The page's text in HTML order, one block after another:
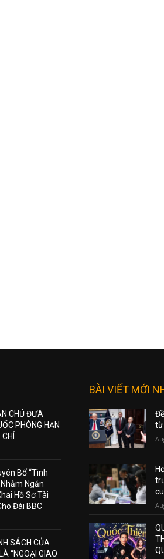
CHỦ ĐƯA
PHÒNG HẠN
Bố “Tình
Ngăn
Hồ Sơ Tài
Đài BBC
SÁCH CỦA
“NGOẠI GIAO
BÀI VIẾT MỚI
từ